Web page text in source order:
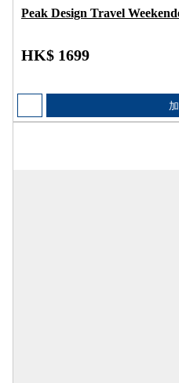
Peak Design Travel
HK$ 1699